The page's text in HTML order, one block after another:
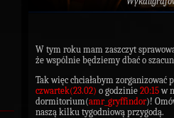
W tym roku mam zaszczyt
że wspólnie będziemy dbać o
Tak więc chciałabym zorganizować
czwartek(23.02) o godzinie 20:15 w
dormitorium(amr_gryffindor)!
naszą kilku tygodniową przygodą.